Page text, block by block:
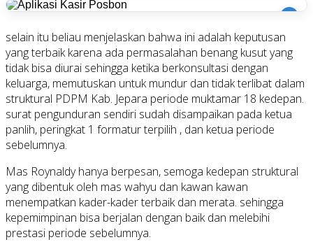
i
selain itu beliau menjelaskan bahwa ini adalah keputusan
yang terbaik karena ada permasalahan benang kusut yang
tidak bisa diurai sehingga ketika berkonsultasi dengan
keluarga, memutuskan untuk mundur dan tidak terlibat dalam
struktural PDPM Kab. Jepara periode muktamar 18 kedepan.
surat pengunduran sendiri sudah disampaikan pada ketua
panlih, peringkat 1 formatur terpilih , dan ketua periode
sebelumnya.
Mas Roynaldy hanya berpesan, semoga kedepan struktural
yang dibentuk oleh mas wahyu dan kawan kawan
menempatkan kader-kader terbaik dan merata. sehingga
kepemimpinan bisa berjalan dengan baik dan melebihi
prestasi periode sebelumnya.